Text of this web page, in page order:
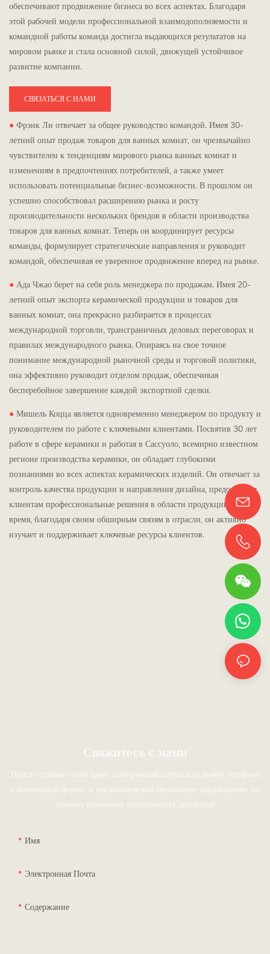
обеспечивают продвижение бизнеса во всех аспектах. Благодаря
этой рабочей модели профессиональной взаимодополняемости и
командной работы команда достигла выдающихся результатов на
мировом рынке и стала основной силой, движущей устойчивое
развитие компании.
СВЯЗАТЬСЯ С НАМИ
● Фрэнк Ли отвечает за общее руководство командой. Имея 30-
летний опыт продаж товаров для ванных комнат, он чрезвычайно
чувствителен к тенденциям мирового рынка ванных комнат и
изменениям в предпочтениях потребителей, а также умеет
использовать потенциальные бизнес-возможности. В прошлом он
успешно способствовал расширению рынка и росту
производительности нескольких брендов в области производства
товаров для ванных комнат. Теперь он координирует ресурсы
команды, формулирует стратегические направления и руководит
командой, обеспечивая ее уверенное продвижение вперед на рынке.
● Ада Чжао берет на себя роль менеджера по продажам. Имея 20-
летний опыт экспорта керамической продукции и товаров для
ванных комнат, она прекрасно разбирается в процессах
международной торговли, трансграничных деловых переговорах и
правилах международного рынка. Опираясь на свое точное
понимание международной рыночной среды и торговой политики,
она эффективно руководит отделом продаж, обеспечивая
бесперебойное завершение каждой экспортной сделки.
● Мишель Коцца является одновременно менеджером по продукту и
руководителем по работе с ключевыми клиентами. Посвятив 30 лет
работе в сфере керамики и работая в Сассуоло, всемирно известном
регионе производства керамики, он обладает глубокими
познаниями во всех аспектах керамических изделий. Он отвечает за
контроль качества продукции и направления дизайна, предоставляя
клиентам профессиональные решения в области продукции. В то же
время, благодаря своим обширным связям в отрасли, он активно
изучает и поддерживает ключевые ресурсы клиентов.
Свяжитесь с нами
Просто оставьте свой адрес электронной почты или номер телефона
в контактной форме, и мы вышлем вам бесплатное предложение по
нашему широкому ассортименту дизайнов!
Имя
Электронная Почта
Содержание